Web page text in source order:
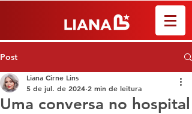
Post
Uma conversa no hospital
Liana Cirne Lins
5 de jul. de 2024 2 min de leitura